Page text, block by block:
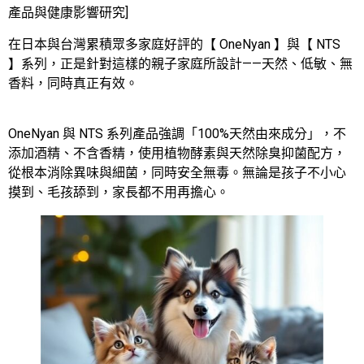
產品與健康影響研究]
在日本與台灣累積眾多家庭好評的【 OneNyan 】與【 NTS
】系列，正是針對這樣的親子家庭所設計——天然、低敏、無
香料，同時真正有效。
OneNyan 與 NTS 系列產品強調「100%天然由來成分」，不
添加酒精、不含香精，使用植物酵素與天然除臭抑菌配方，
從根本消除異味與細菌，同時安全無毒。無論是孩子不小心
摸到、毛孩舔到，家長都不用再擔心。